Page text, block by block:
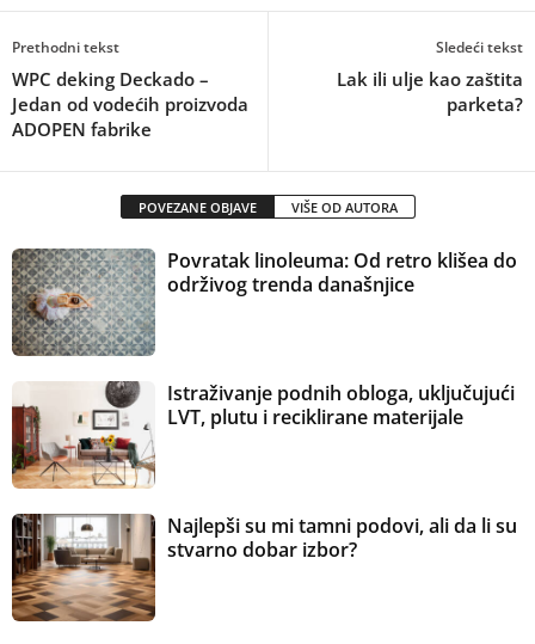
Prethodni tekst
WPC deking Deckado –
Jedan od vodećih proizvoda
ADOPEN fabrike
Sledeći tekst
Lak ili ulje kao zaštita
parketa?
POVEZANE OBJAVE VIŠE OD AUTORA
Povratak linoleuma: Od retro klišea do
održivog trenda današnjice
Istraživanje podnih obloga, uključujući
LVT, plutu i reciklirane materijale
Najlepši su mi tamni podovi, ali da li su
stvarno dobar izbor?